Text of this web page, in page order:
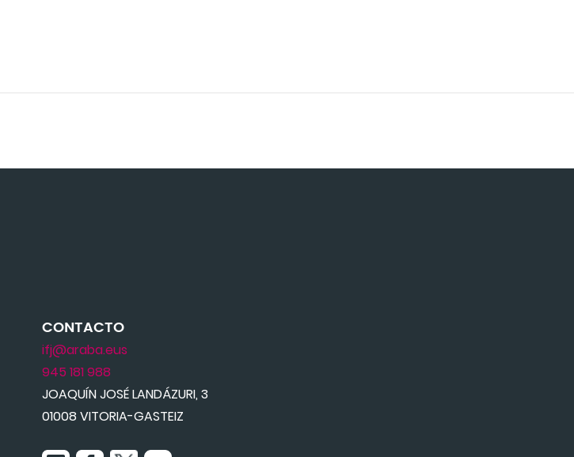
CONTACTO
ifj@araba.eus
945 181 988
JOAQUÍN JOSÉ LANDÁZURI, 3
01008 VITORIA-GASTEIZ